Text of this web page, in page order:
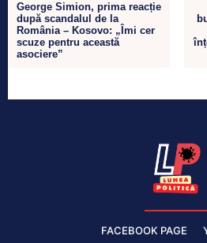
George Simion, prima reacție
după scandalul de la
România – Kosovo: „Îmi cer
scuze pentru această
asociere”
FACEBOOK PAGE